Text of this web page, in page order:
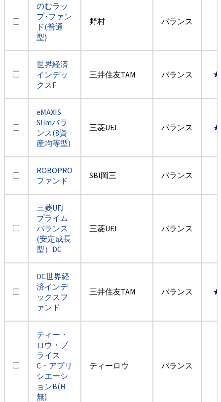
のむラッ
プ･ファン
ド(普通
型)
野村 バランス
世界経済
インデッ
クスF
三井住友TAM バランス
eMAXIS
Slimバラ
ンス(8資
産均等型)
三菱UFJ バランス
ROBOPRO
ファンド
SBI岡三 バランス
三菱UFJ
プライム
バランス
(安定成長
型）DC
三菱UFJ バランス
DC世界経
済インデ
ックスフ
ァンド
三井住友TAM バランス
ティー・
ロウ・プ
ライス
C・アプリ
シエーシ
ョンB(H
無)
ティーロウ バランス